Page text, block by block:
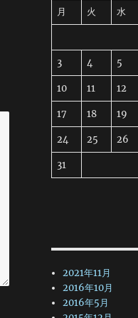
月
火 水
3 4 5
10 11 12
17 18 19
24 25 26
31
2021年11月
2016年10月
2016年5月